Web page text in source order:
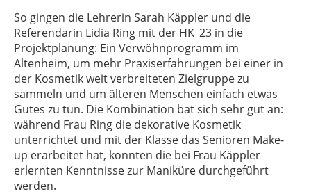
So gingen die Lehrerin Sarah Käppler und die
Referendarin Lidia Ring mit der HK_23 in die
Projektplanung: Ein Verwöhnprogramm im
Altenheim, um mehr Praxiserfahrungen bei einer in
der Kosmetik weit verbreiteten Zielgruppe zu
sammeln und um älteren Menschen einfach etwas
Gutes zu tun. Die Kombination bat sich sehr gut an:
während Frau Ring die dekorative Kosmetik
unterrichtet und mit der Klasse das Senioren Make-
up erarbeitet hat, konnten die bei Frau Käppler
erlernten Kenntnisse zur Maniküre durchgeführt
werden.